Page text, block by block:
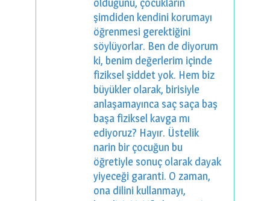
olduğunu, çocukların
şimdiden kendini korumayı
öğrenmesi gerektiğini
söylüyorlar. Ben de diyorum
ki, benim değerlerim içinde
fiziksel şiddet yok. Hem biz
büyükler olarak, birisiyle
anlaşamayınca saç saça baş
başa fiziksel kavga mı
ediyoruz? Hayır. Üstelik
narin bir çocuğun bu
öğretiyle sonuç olarak dayak
yiyeceği garanti. O zaman,
ona dilini kullanmayı,